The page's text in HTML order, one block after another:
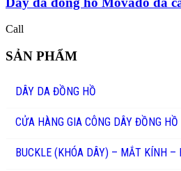
Call
SẢN PHẨM
DÂY DA ĐỒNG HỒ
CỬA HÀNG GIA CÔNG DÂY ĐỒNG
BUCKLE (KHÓA DÂY) – MẮT KÍNH